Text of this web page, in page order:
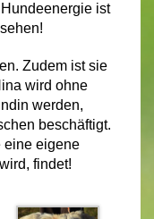
ist
Zudem ist sie
wird ohne
werden,
beschäftigt.
eine eigene
findet!